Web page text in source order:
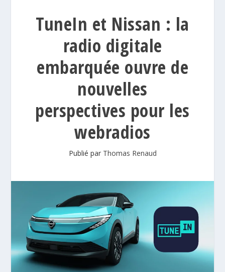
TuneIn et Nissan : la
radio digitale
embarquée ouvre de
nouvelles
perspectives pour les
webradios
Publié par Thomas Renaud